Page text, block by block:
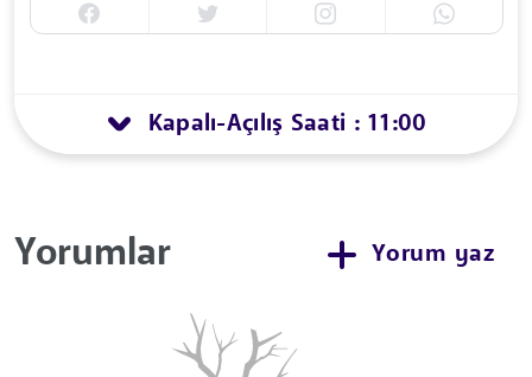
Kapalı-Açılış Saati : 11:00
Yorumlar Yorum yaz